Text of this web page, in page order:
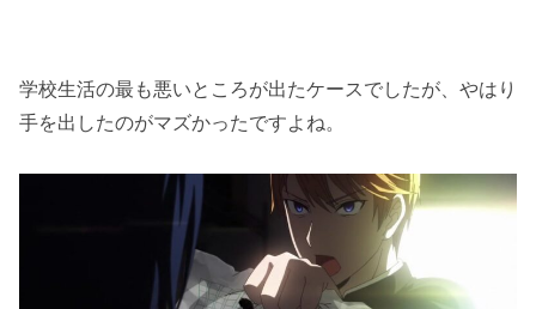
学校生活の最も悪いところが出たケースでしたが、やはり
手を出したのがマズかったですよね。